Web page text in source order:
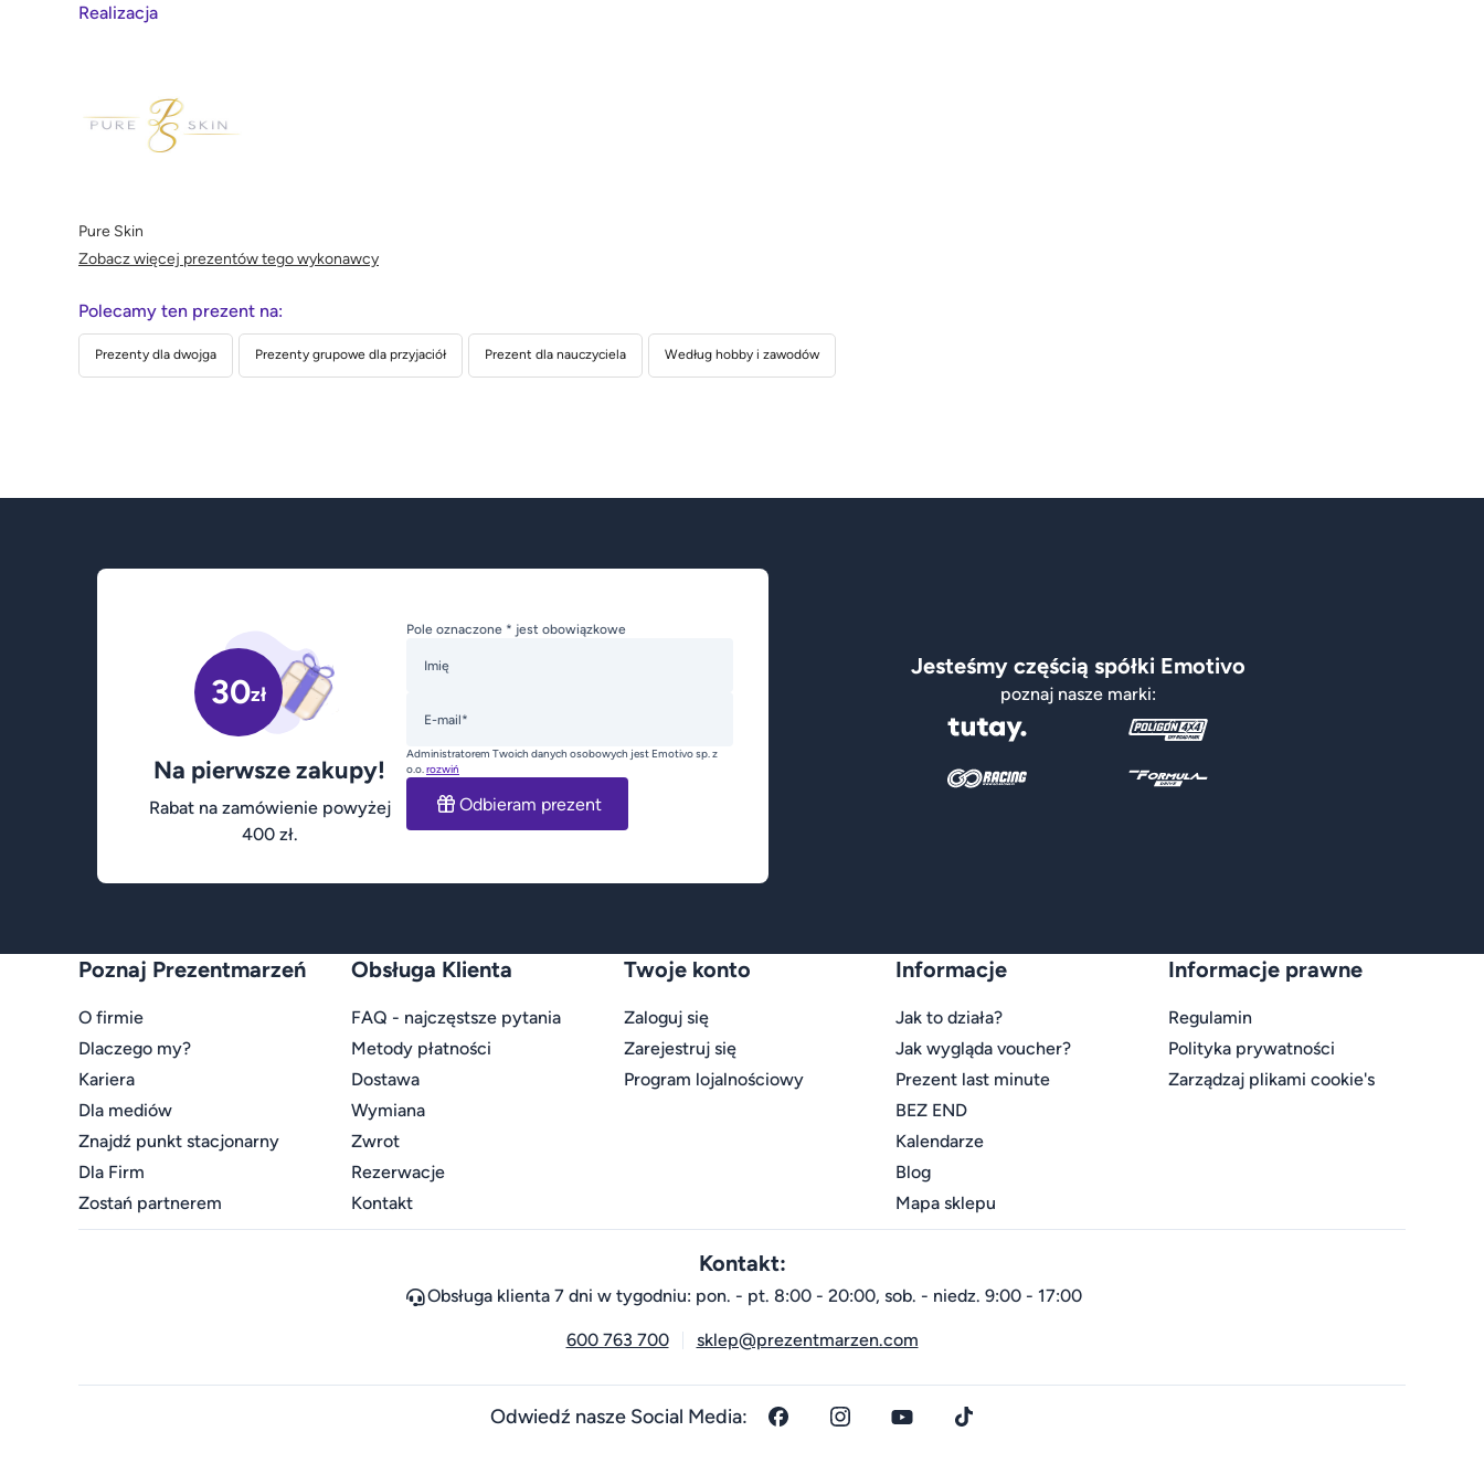
Realizacja
Pure Skin
Zobacz więcej prezentów tego wykonawcy
Polecamy ten prezent na:
Prezenty dla dwojga Prezenty grupowe dla przyjaciół Prezent dla nauczyciela Według hobby i zawodów
30zł
Na pierwsze zakupy!
Rabat na zamówienie powyżej
400 zł.
Pole oznaczone * jest obowiązkowe
Imię
E-mail*
Administratorem Twoich danych osobowych jest Emotivo sp. z
o.o.rozwiń
Odbieram prezent
Jesteśmy częścią spółki Emotivo
poznaj nasze marki:
Poznaj Prezentmarzeń
O firmie
Dlaczego my?
Kariera
Dla mediów
Znajdź punkt stacjonarny
Dla Firm
Zostań partnerem
Obsługa Klienta
FAQ - najczęstsze pytania
Metody płatności
Dostawa
Wymiana
Zwrot
Rezerwacje
Kontakt
Twoje konto
Zaloguj się
Zarejestruj się
Program lojalnościowy
Informacje
Jak to działa?
Jak wygląda voucher?
Prezent last minute
BEZ END
Kalendarze
Blog
Mapa sklepu
Informacje prawne
Regulamin
Polityka prywatności
Zarządzaj plikami cookie's
Kontakt:
Obsługa klienta 7 dni w tygodniu: pon. - pt. 8:00 - 20:00, sob. - niedz. 9:00 - 17:00
600 763 700 sklep@prezentmarzen.com
Odwiedź nasze Social Media: